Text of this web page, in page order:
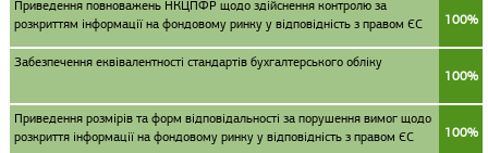
Приведення повноважень НКЦПФР щодо здійснення контролю за
розкриттям інформації на фондовому ринку у відповідність з правом ЄС
100%
Забезпечення еквівалентності стандартів бухгалтерського обліку
100%
Приведення розмірів та форм відповідальності за порушення вимог щодо
розкриття інформації на фондовому ринку у відповідність з правом ЄС
100%